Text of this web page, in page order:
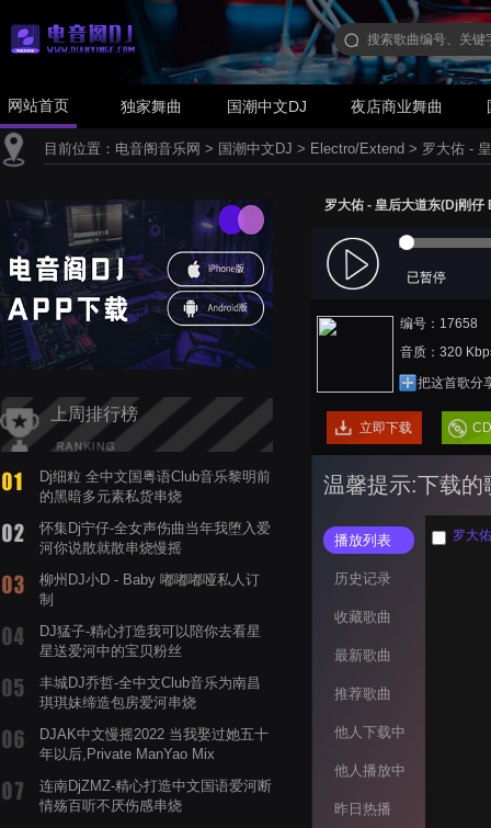
网站首页 独家舞曲 国潮中文DJ 夜店商业舞曲
目前位置： 电音阁音乐网 > 国潮中文DJ > Electro/Extend > 罗大佑 -
上周排行榜
Dj细粒 全中文国粤语Club音乐黎明前
的黑暗多元素私货串烧
怀集Dj宁仔-全女声伤曲当年我堕入爱
河你说散就散串烧慢摇
柳州DJ小D - Baby 嘟嘟嘟哑私人订
制
DJ猛子-精心打造我可以陪你去看星
星送爱河中的宝贝粉丝
丰城DJ乔哲-全中文Club音乐为南昌
琪琪妹缔造包房爱河串烧
DJAK中文慢摇2022 当我娶过她五十
年以后,Private ManYao Mix
连南DjZMZ-精心打造中文国语爱河断
情殇百听不厌伤感串烧
罗大佑 - 皇后大道东(Dj刚
已暂停
编号：17658
音质：320
把这首歌分
立即下载
温馨提示:下载的
播放列表
历史记录
收藏歌曲
最新歌曲
推荐歌曲
他人下载中
他人播放中
昨日热播
罗大